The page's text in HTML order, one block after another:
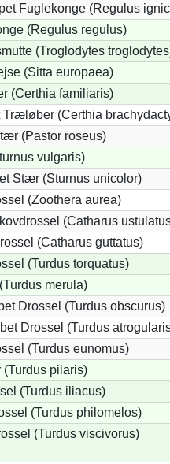
Fuglekonge (Regulus
(Regulus regulus)
(Troglodytes
(Sitta europaea)
(Certhia familiaris)
Træløber (Certhia
(Pastor roseus)
vulgaris)
Stær (Sturnus unicolor)
(Zoothera aurea)
(Catharus
(Catharus guttatus)
(Turdus torquatus)
merula)
Drossel (Turdus obscurus)
Drossel (Turdus
(Turdus eunomus)
(Turdus pilaris)
(Turdus iliacus)
(Turdus philomelos)
(Turdus viscivorus)